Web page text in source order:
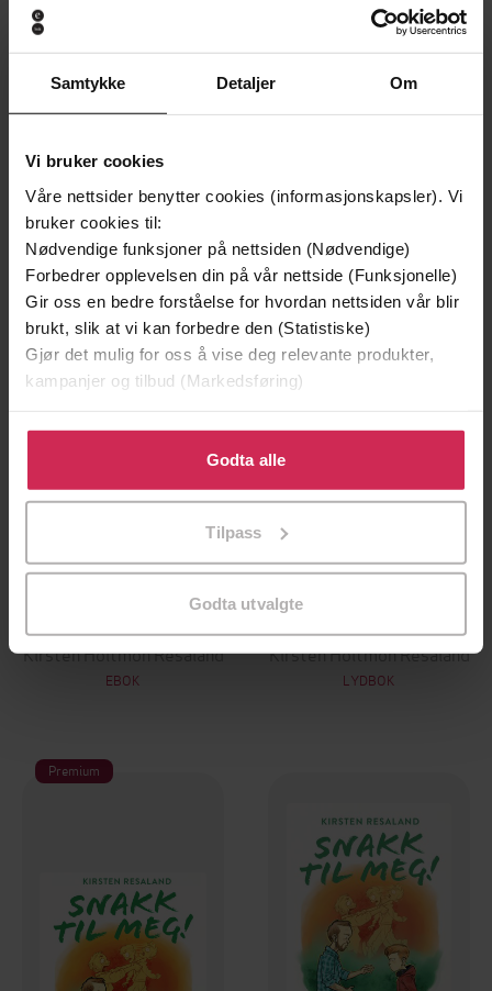
Samtykke Detaljer Om
Vi bruker cookies
Våre nettsider benytter cookies (informasjonskapsler). Vi
bruker cookies til:
Nødvendige funksjoner på nettsiden (Nødvendige)
Forbedrer opplevelsen din på vår nettside (Funksjonelle)
Gir oss en bedre forståelse for hvordan nettsiden vår blir
brukt, slik at vi kan forbedre den (Statistiske)
Gjør det mulig for oss å vise deg relevante produkter,
kampanjer og tilbud (Markedsføring)
Klikk på «Godta alle» for å gi oss ditt samtykke til å
bruke cookies for alle disse formålene. Du kan også
tilpasse ditt samtykke til spesifikke formål ved å klikke
Godta alle
Tilpass
Godta utvalgte
329,-
Scott Sniff tar saken
Kirsten Holtmon Resaland
329,-
Scott Sniff tar saken
Kirsten Holtmon Resaland
EBOK
Premium
Kirsten Holtmon Resaland
LYDBOK
Premium